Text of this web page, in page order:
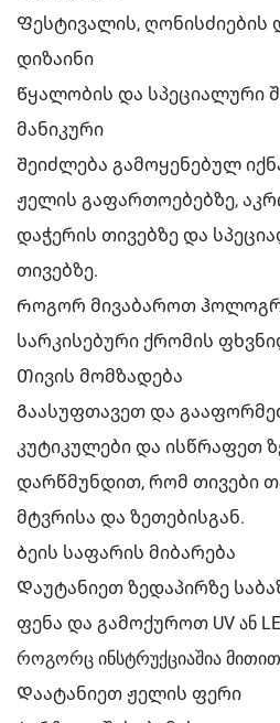
Ფესტივალის, ღონისძიების
დიზაინი
Წყალობის და სპეციალური
მანიკური
Შეიძლება გამოყენებულ
ჟელის გაფართოებებზე,
დაჭერის თივებზე და
თივებზე.
Როგორ მივაბაროთ
სარკისებური ქრომის
Თივის მომზადება
Გაასუფთავეთ და
კუტიკულები და ისწრაფეთ
დარწმუნდით, რომ თივები
მტვრისა და ზეთებისგან.
Ბეის საფარის მიბარება
Დაუტანიეთ ზედაპირზე
ფენა და გამოქუროთ UV ან
როგორც ინსტრუქციაშია
Დაატანიეთ ჟელის ფერი